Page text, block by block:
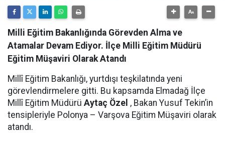
Milli Eğitim Bakanlığında Görevden Alma ve
Atamalar Devam Ediyor. İlçe Milli Eğitim Müdürü
Eğitim Müşaviri Olarak Atandı
Millî Eğitim Bakanlığı, yurtdışı teşkilatında yeni
görevlendirmelere gitti. Bu kapsamda Elmadağ İlçe
Millî Eğitim Müdürü Aytaç Özel , Bakan Yusuf Tekin’in
tensipleriyle Polonya – Varşova Eğitim Müşaviri olarak
atandı.